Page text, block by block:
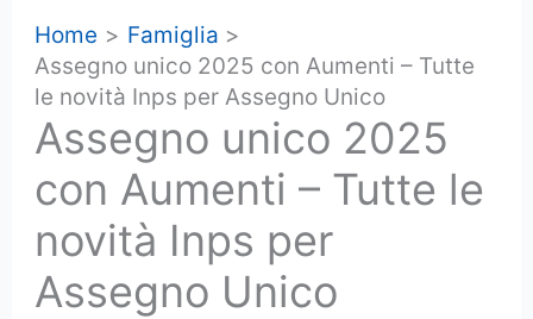
Home
Famiglia
Assegno unico 2025 con Aumenti – Tutte
le novità Inps per Assegno Unico
Assegno unico 2025
con Aumenti – Tutte le
novità Inps per
Assegno Unico